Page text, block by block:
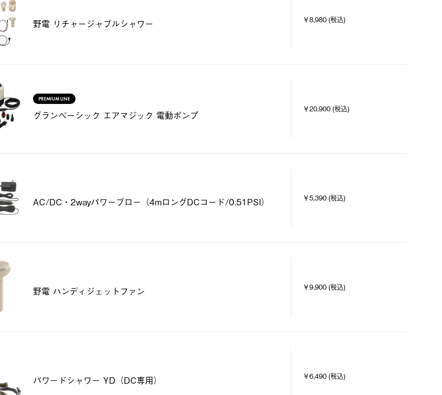
野電 リチャージャブルシャワー ￥8,980 (税込)
PREMIUM LINE
グランベーシック エアマジック 電動ポンプ
￥20,900 (税込)
AC/DC・2wayパワーブロー（4mロングDCコード/0.51PSI） ￥5,390 (税込)
野電 ハンディジェットファン ￥9,900 (税込)
パワードシャワー YD（DC専用） ￥6,490 (税込)